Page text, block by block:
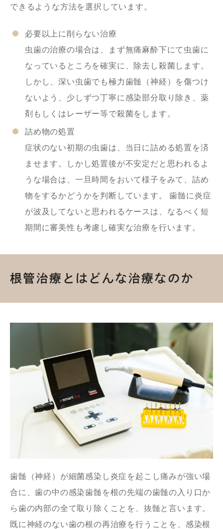
できるような方法を選択しています。
必要以上に削らない治療
虫歯の治療の場合は、まず無痛麻酔下にて虫歯に
なっているところを確実に、除去し殺菌します。
しかし、深い虫歯でも極力歯髄（神経）を傷つけ
ないよう、少しずつ丁寧に感染部分取り除き、薬
剤もしくはレーザー等で殺菌をします。
詰め物の処置
症状のない初期の虫歯は、当日に詰める処置を済
ませます。しかし処置後が不安定だと思われるよ
うな場合は、一旦時間をおいて様子をみて、詰め
物をするかどうかを判断しています。 歯髄に炎症
が波及してないと思われるケースは、なるべく短
期間に審美性も考慮し確実な治療を行います。
根管治療とはどんな治療なのか
歯髄（神経）が細菌感染し炎症を起こし痛みが強い場
合に、歯の中の感染歯髄を根の先端の歯髄の入り口か
ら歯の内部の全て取り除くことを、抜髄と言います。
既に神経のない歯の根の再治療を行うことを、感染根